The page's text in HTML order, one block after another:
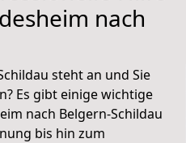
nach
steht an und Sie
Es gibt einige wichtige
nach Belgern-Schildau
bis hin zum